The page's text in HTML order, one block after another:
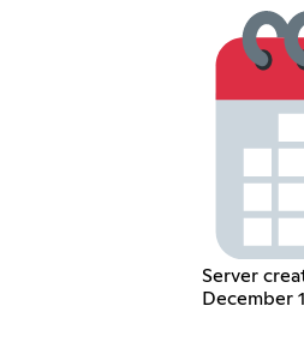
Server
December